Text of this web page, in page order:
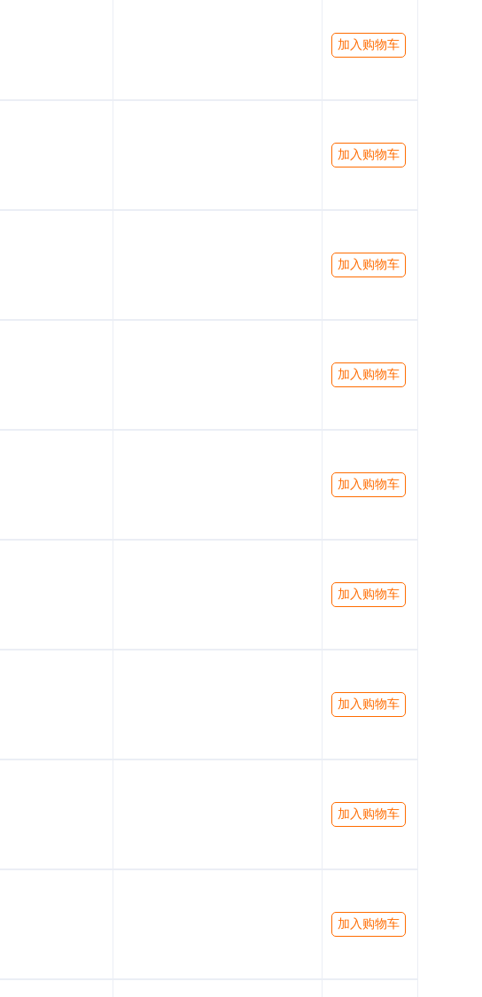
加入购物车
加入购物车
加入购物车
加入购物车
加入购物车
加入购物车
加入购物车
加入购物车
加入购物车